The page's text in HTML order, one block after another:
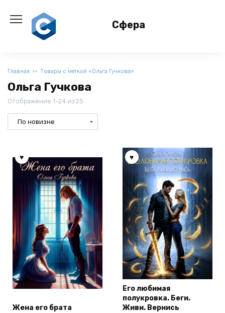
содержанию
Сфера
Главная Товары с меткой «Ольга Гучкова»
Ольга Гучкова
Отображение 1–24 из 25
Жена его брата
Его любимая
полукровка. Беги.
Живи. Вернись